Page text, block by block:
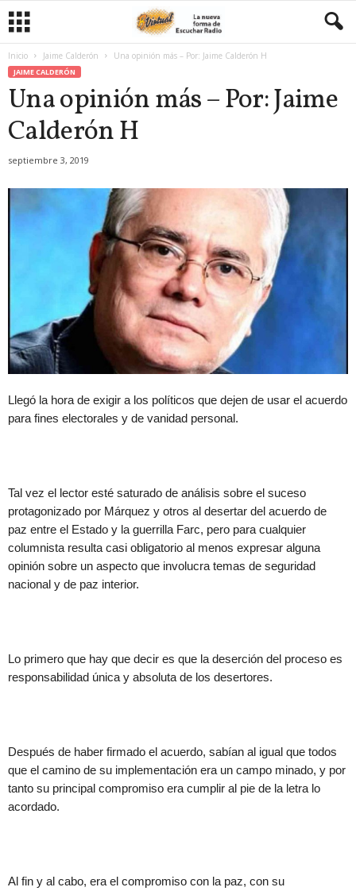
Inicio Jaime Calderón Una opinión más – Por: Jaime Calderón H
JAIME CALDERÓN
Una opinión más – Por: Jaime
Calderón H
septiembre 3, 2019
Llegó la hora de exigir a los políticos que dejen de usar el acuerdo
para fines electorales y de vanidad personal.
Tal vez el lector esté saturado de análisis sobre el suceso
protagonizado por Márquez y otros al desertar del acuerdo de
paz entre el Estado y la guerrilla Farc, pero para cualquier
columnista resulta casi obligatorio al menos expresar alguna
opinión sobre un aspecto que involucra temas de seguridad
nacional y de paz interior.
Lo primero que hay que decir es que la deserción del proceso es
responsabilidad única y absoluta de los desertores.
Después de haber firmado el acuerdo, sabían al igual que todos
que el camino de su implementación era un campo minado, y por
tanto su principal compromiso era cumplir al pie de la letra lo
acordado.
Al fin y al cabo, era el compromiso con la paz, con su